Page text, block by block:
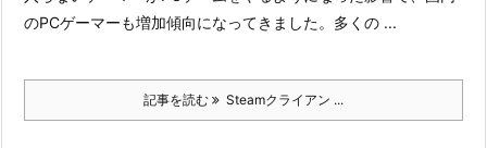
のPCゲーマーも増加傾向になってきました。 多くの ...
記事を読む Steamクライアン ...